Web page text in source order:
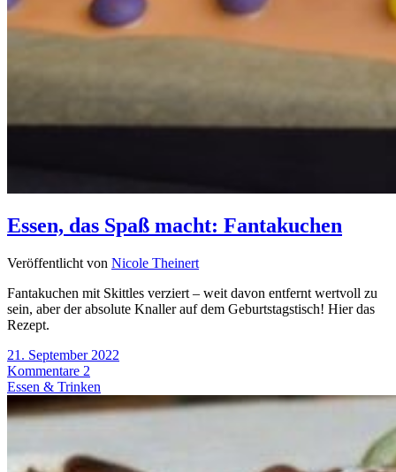
Essen, das Spaß macht: Fantakuchen
Veröffentlicht von Nicole Theinert
Fantakuchen mit Skittles verziert – weit davon entfernt wertvoll zu
sein, aber der absolute Knaller auf dem Geburtstagstisch! Hier das
Rezept.
21. September 2022
Kommentare 2
Essen & Trinken